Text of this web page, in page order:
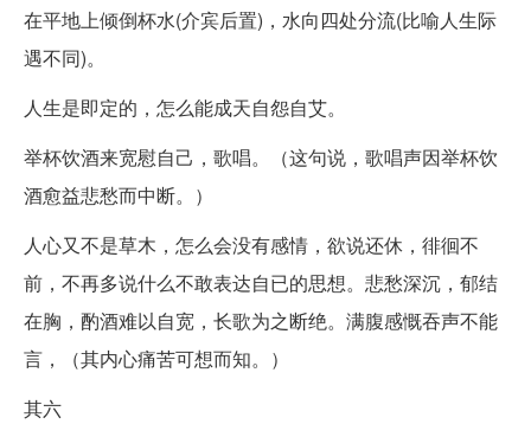
在平地上倾倒杯水(介宾后置)，水向四处分流(比喻人生际
遇不同)。
人生是即定的，怎么能成天自怨自艾。
举杯饮酒来宽慰自己，歌唱。（这句说，歌唱声因举杯饮
酒愈益悲愁而中断。）
人心又不是草木，怎么会没有感情，欲说还休，徘徊不
前，不再多说什么不敢表达自已的思想。悲愁深沉，郁结
在胸，酌酒难以自宽，长歌为之断绝。满腹感慨吞声不能
言，（其内心痛苦可想而知。）
其六